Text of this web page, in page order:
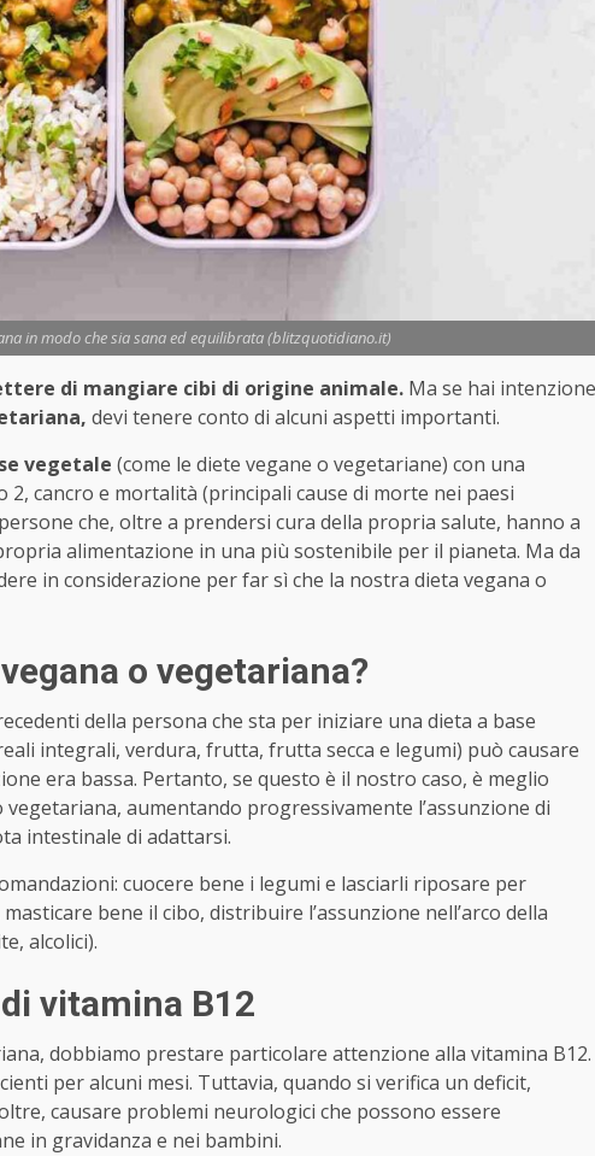
in modo che sia sana ed equilibrata (blitzquotidiano.it)
di mangiare cibi di origine animale. Ma se hai intenzione
devi tenere conto di alcuni aspetti importanti.
vegetale (come le diete vegane o vegetariane) con una
cancro e mortalità (principali cause di morte nei paesi
che, oltre a prendersi cura della propria salute, hanno a
alimentazione in una più sostenibile per il pianeta. Ma da
in considerazione per far sì che la nostra dieta vegana o
o vegetariana?
della persona che sta per iniziare una dieta a base
integrali, verdura, frutta, frutta secca e legumi) può causare
era bassa. Pertanto, se questo è il nostro caso, è meglio
aumentando progressivamente l’assunzione di
intestinale di adattarsi.
cuocere bene i legumi e lasciarli riposare per
bene il cibo, distribuire l’assunzione nell’arco della
alcolici).
vitamina B12
dobbiamo prestare particolare attenzione alla vitamina B12.
per alcuni mesi. Tuttavia, quando si verifica un deficit,
causare problemi neurologici che possono essere
in gravidanza e nei bambini.